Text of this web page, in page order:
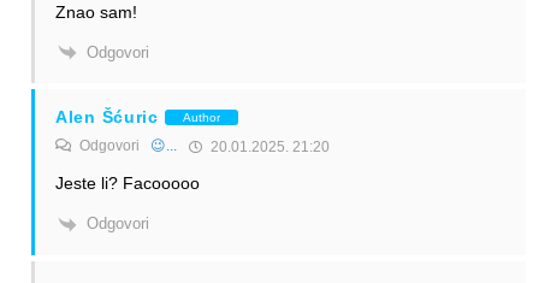
Znao sam!
Odgovori
Alen Šćuric Author
Odgovori 😉... 20.01.2025. 21:20
Jeste li? Facooooo
Odgovori